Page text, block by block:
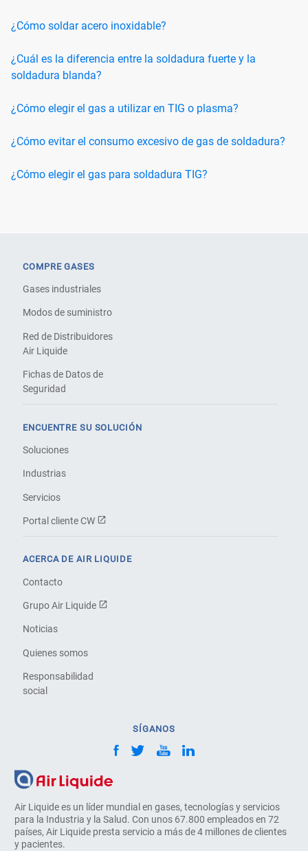
¿Cómo soldar acero inoxidable?
¿Cuál es la diferencia entre la soldadura fuerte y la
soldadura blanda?
¿Cómo elegir el gas a utilizar en TIG o plasma?
¿Cómo evitar el consumo excesivo de gas de soldadura?
¿Cómo elegir el gas para soldadura TIG?
Air Liquide es un líder mundial en gases, tecnologías y servicios
para la Industria y la Salud. Con unos 67.800 empleados en 72
países, Air Liquide presta servicio a más de 4 millones de clientes
y pacientes.
COMPRE GASES
Gases industriales
Modos de suministro
Red de Distribuidores
Air Liquide
Fichas de Datos de
Seguridad
ENCUENTRE SU SOLUCIÓN
Soluciones
Industrias
Servicios
Portal cliente CW
ACERCA DE AIR LIQUIDE
Contacto
Grupo Air Liquide
Noticias
Quienes somos
Responsabilidad
social
SÍGANOS